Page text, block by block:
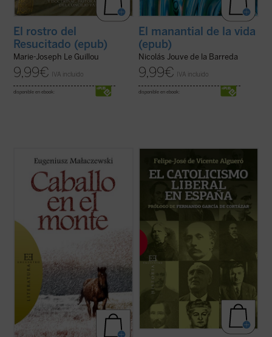
El rostro del
Resucitado (epub)
Marie-Joseph Le Guillou
9,99€ IVA incluido
disponible en ebook:
El manantial de la vida
(epub)
Nicolás Jouve de la Barreda
9,99€ IVA incluido
disponible en ebook:
¿Cuánto dolor puede soportar un hombre?
El protagonista de esta historia, como si
fuera un nuevo santo Job, se hunde en las
profundidades más insondables del
sufrimiento humano. La guerra es la pena
con que la humanidad sufriente se castiga
(ver ficha)
«Una sesgada visión del XIX español tiende
a entender esta historia como un
enfrentamiento entre liberales,
modernizadores, y católicos,
reaccionarios. Esta visión es falsa: desde el
catolicismo militante, explícito y
convencido de los autores ...(ver ficha)